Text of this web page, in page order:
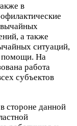
в
а также
ситуаций,
помощи. На
работа
субъектов
стороне данной